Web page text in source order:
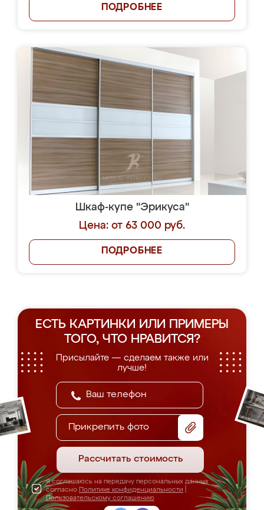
ПОДРОБНЕЕ
Шкаф-купе "Эрикуса"
Цена: от 63 000 руб.
ПОДРОБНЕЕ
ЕСТЬ КАРТИНКИ ИЛИ ПРИМЕРЫ
ТОГО, ЧТО НРАВИТСЯ?
Присылайте — сделаем также или
лучше!
Прикрепить фото
Рассчитать стоимость
Я соглашаюсь на передачу персональных данных
согласно Политике конфиденциальности
Пользовательскому соглашению